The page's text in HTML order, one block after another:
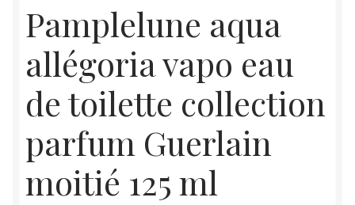
Pamplelune aqua
allégoria vapo eau
de toilette collection
parfum Guerlain
moitié 125 ml